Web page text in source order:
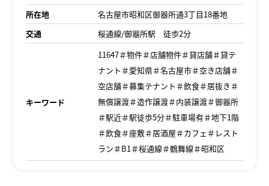
所在地
名古屋市昭和区御器所通3丁目18番地
交通
桜通線/御器所駅 徒歩2分
キーワード
11647＃物件＃店舗物件＃貸店舗＃貸テ
ナント＃愛知県＃名古屋市＃空き店舗＃
空店舗＃募集テナント＃飲食＃居抜き＃
無償譲渡＃造作譲渡＃内装譲渡＃御器所
＃駅近＃駅徒歩5分＃駐車場有＃地下1階
＃飲食＃座敷＃居酒屋＃カフェ＃レスト
ラン＃B1＃桜通線＃鶴舞線＃昭和区